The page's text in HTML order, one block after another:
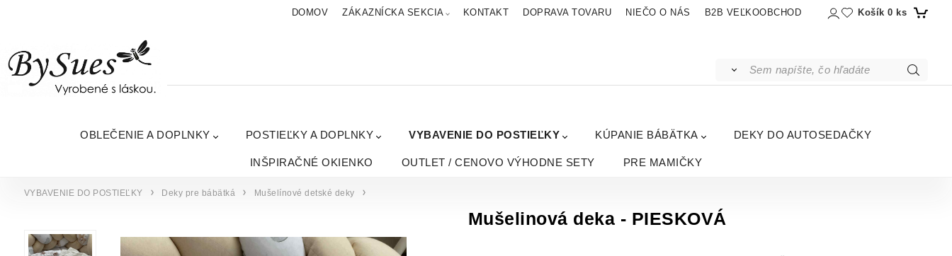
DOMOV ZÁKAZNÍCKA SEKCIA KONTAKT DOPRAVA TOVARU NIEČO O NÁS B2B VEĽKOOBCHOD Košík 0 ks
OBLEČENIE A DOPLNKY POSTIEĽKY A DOPLNKY VYBAVENIE DO POSTIEĽKY KÚPANIE BÁBÄTKA DEKY DO AUTOSEDAČKY
INŠPIRAČNÉ OKIENKO OUTLET / CENOVO VÝHODNE SETY PRE MAMIČKY
VYBAVENIE DO POSTIEĽKY Deky pre bábätká Mušelínové detské deky
Mušelinová deka - PIESKOVÁ